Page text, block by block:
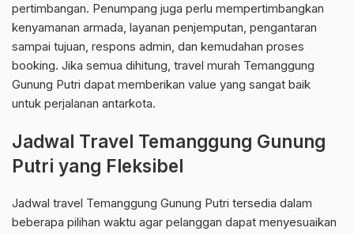
pertimbangan. Penumpang juga perlu mempertimbangkan
kenyamanan armada, layanan penjemputan, pengantaran
sampai tujuan, respons admin, dan kemudahan proses
booking. Jika semua dihitung, travel murah Temanggung
Gunung Putri dapat memberikan value yang sangat baik
untuk perjalanan antarkota.
Jadwal Travel Temanggung Gunung
Putri yang Fleksibel
Jadwal travel Temanggung Gunung Putri tersedia dalam
beberapa pilihan waktu agar pelanggan dapat menyesuaikan